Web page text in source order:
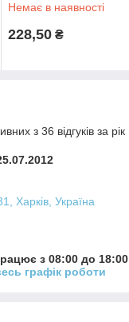
Немає в наявності
228,50 ₴
з 36 відгуків за рік
Харків, Україна
з 08:00 до 18:00
графік роботи